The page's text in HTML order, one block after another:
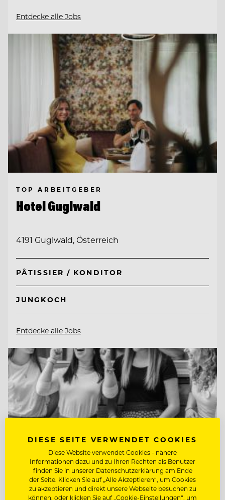
Entdecke alle Jobs
TOP ARBEITGEBER
Hotel Guglwald
4191 Guglwald, Österreich
PÂTISSIER / KONDITOR
JUNGKOCH
Entdecke alle Jobs
DIESE SEITE VERWENDET COOKIES
Diese Website verwendet Cookies - nähere
Informationen dazu und zu Ihren Rechten als Benutzer
finden Sie in unserer Datenschutzerklärung am Ende
der Seite. Klicken Sie auf „Alle Akzeptieren“, um Cookies
zu akzeptieren und direkt unsere Webseite besuchen zu
können, oder klicken Sie auf „Cookie-Einstellungen“, um